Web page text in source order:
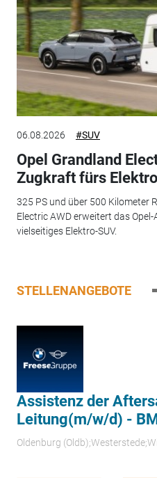
06.08.2026 #SUV
Opel Grandland
Zugkraft fürs
325 PS und über 500 Kilometer
Electric AWD erweitert das
vielseitiges Elektro-SUV.
STELLENANGEBOTE
Assistenz der
Leitung(m/w/d) -
Oldenburg